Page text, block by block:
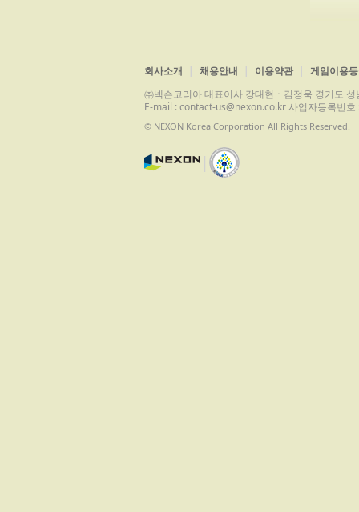
회사소개 채용안내 이용약관
게임이용
㈜넥슨코리아 대표이사 강대현ㆍ김정욱 경기도
E-mail : contact-us@nexon.co.kr 사업자등록번
© NEXON Korea Corporation All Rights Reserved.
|